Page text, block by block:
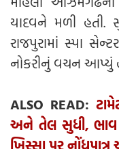
યાદવને મળી હતી.
રાજપુરામાં સ્પા
નોકરીનું વચન આપ્યું
ALSO READ:
અને તેલ સુધી, ભાવ